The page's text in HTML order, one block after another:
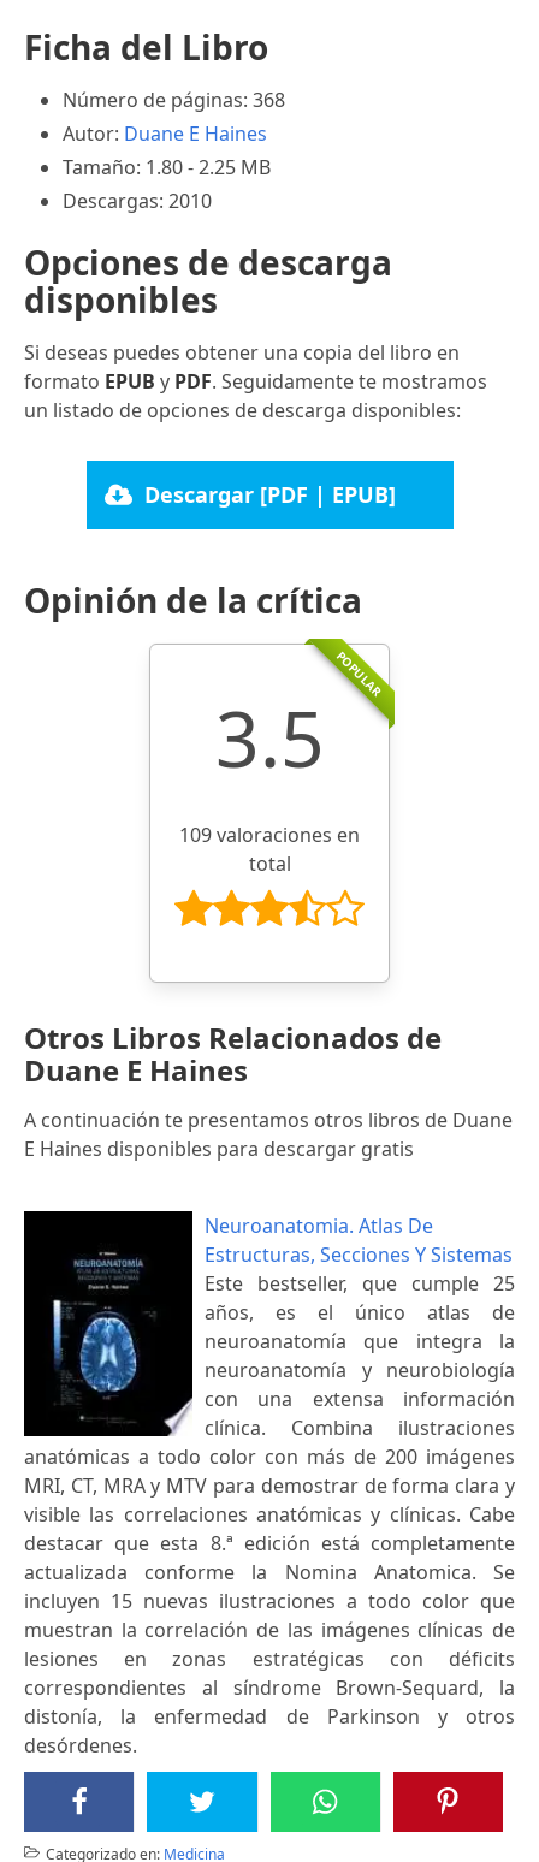
Ficha del Libro
Número de páginas: 368
Autor: Duane E Haines
Tamaño: 1.80 - 2.25 MB
Descargas: 2010
Opciones de descarga
disponibles
Si deseas puedes obtener una copia del libro en
formato EPUB y PDF. Seguidamente te mostramos
un listado de opciones de descarga disponibles:
Descargar [PDF | EPUB]
Opinión de la crítica
POPULAR
3.5
109 valoraciones en
total
Otros Libros Relacionados de
Duane E Haines
A continuación te presentamos otros libros de Duane
E Haines disponibles para descargar gratis
Neuroanatomia. Atlas De
Estructuras, Secciones Y Sistemas
Este bestseller, que cumple 25
años, es el único atlas de
neuroanatomía que integra la
neuroanatomía y neurobiología
con una extensa información
clínica. Combina ilustraciones
anatómicas a todo color con más de 200 imágenes
MRI, CT, MRA y MTV para demostrar de forma clara y
visible las correlaciones anatómicas y clínicas. Cabe
destacar que esta 8.ª edición está completamente
actualizada conforme la Nomina Anatomica. Se
incluyen 15 nuevas ilustraciones a todo color que
muestran la correlación de las imágenes clínicas de
lesiones en zonas estratégicas con déficits
correspondientes al síndrome Brown-Sequard, la
distonía, la enfermedad de Parkinson y otros
desórdenes.
Categorizado en: Medicina